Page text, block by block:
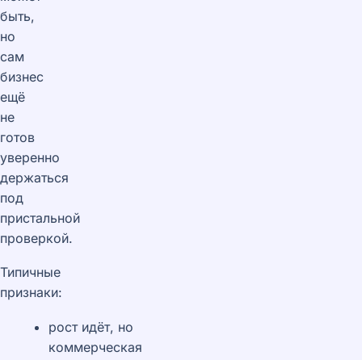
быть,
но
сам
бизнес
ещё
не
готов
уверенно
держаться
под
пристальной
проверкой.
Типичные
признаки:
рост идёт, но
коммерческая